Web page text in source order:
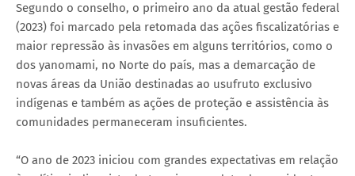
Segundo o conselho, o primeiro ano da atual gestão federal
(2023) foi marcado pela retomada das ações fiscalizatórias e
maior repressão às invasões em alguns territórios, como o
dos yanomami, no Norte do país, mas a demarcação de
novas áreas da União destinadas ao usufruto exclusivo
indígenas e também as ações de proteção e assistência às
comunidades permaneceram insuficientes.
“O ano de 2023 iniciou com grandes expectativas em relação